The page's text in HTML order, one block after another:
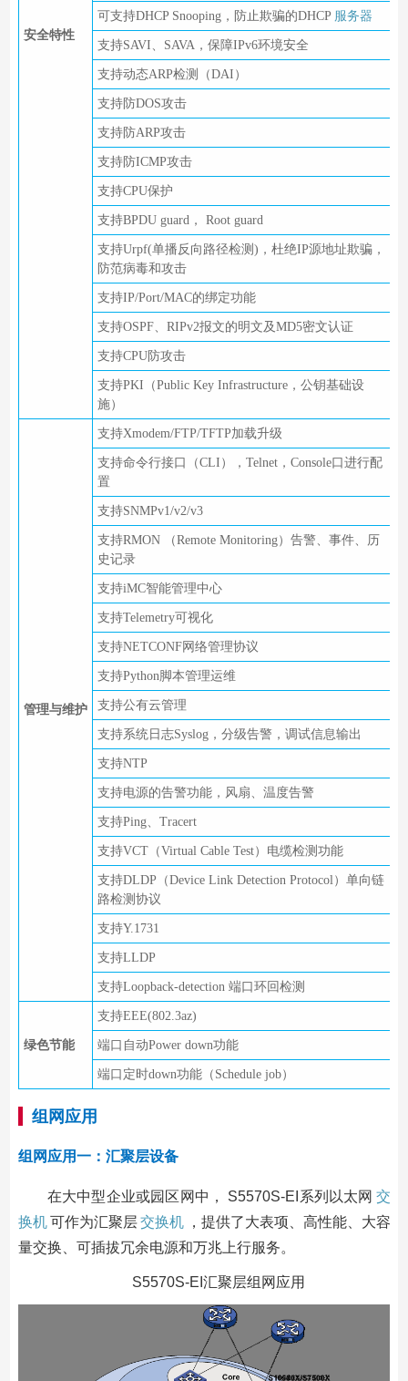
安全特性
可支持DHCP Snooping，防止欺骗的DHCP 服务器
支持SAVI、SAVA，保障IPv6环境安全
支持动态ARP检测（DAI）
支持防DOS攻击
支持防ARP攻击
支持防ICMP攻击
支持CPU保护
支持BPDU guard， Root guard
支持Urpf(单播反向路径检测)，杜绝IP源地址欺骗，
防范病毒和攻击
支持IP/Port/MAC的绑定功能
支持OSPF、RIPv2报文的明文及MD5密文认证
支持CPU防攻击
支持PKI（Public Key Infrastructure，公钥基础设
施）
管理与维护
支持Xmodem/FTP/TFTP加载升级
支持命令行接口（CLI），Telnet，Console口进行配
置
支持SNMPv1/v2/v3
支持RMON （Remote Monitoring）告警、事件、历
史记录
支持iMC智能管理中心
支持Telemetry可视化
支持NETCONF网络管理协议
支持Python脚本管理运维
支持公有云管理
支持系统日志Syslog，分级告警，调试信息输出
支持NTP
支持电源的告警功能，风扇、温度告警
支持Ping、Tracert
支持VCT（Virtual Cable Test）电缆检测功能
支持DLDP（Device Link Detection Protocol）单向链
路检测协议
支持Y.1731
支持LLDP
支持Loopback-detection 端口环回检测
绿色节能
支持EEE(802.3az)
端口自动Power down功能
端口定时down功能（Schedule job）
组网应用
组网应用一：汇聚层设备
在大中型企业或园区网中， S5570S-EI系列以太网 交
换机可作为汇聚层交换机
，提供了大表项、高性能、大容
量交换、可插拔冗余电源和万兆上行服务。
S5570S-EI汇聚层组网应用